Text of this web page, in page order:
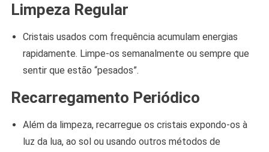
Limpeza Regular
Cristais usados com frequência acumulam energias
rapidamente. Limpe-os semanalmente ou sempre que
sentir que estão “pesados”.
Recarregamento Periódico
Além da limpeza, recarregue os cristais expondo-os à
luz da lua, ao sol ou usando outros métodos de